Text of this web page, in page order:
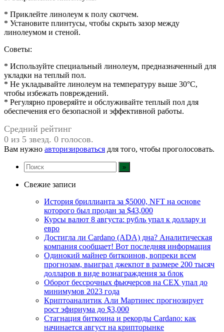
* Приклейте линолеум к полу скотчем.
* Установите плинтусы, чтобы скрыть зазор между
линолеумом и стеной.
Советы:
* Используйте специальный линолеум, предназначенный для
укладки на теплый пол.
* Не укладывайте линолеум на температуру выше 30°C,
чтобы избежать повреждений.
* Регулярно проверяйте и обслуживайте теплый пол для
обеспечения его безопасной и эффективной работы.
Средний рейтинг
0 из 5 звезд. 0 голосов.
Вам нужно авторизироваться для того, чтобы проголосовать.
Свежие записи
История бриллианта за $5000, NFT на основе
которого был продан за $43,000
Курсы валют 8 августа: рубль упал к доллару и
евро
Достигла ли Cardano (ADA) дна? Аналитическая
компания сообщает! Вот последняя информация
Одинокий майнер биткоинов, вопреки всем
прогнозам, выиграл джекпот в размере 200 тысяч
долларов в виде вознаграждения за блок
Оборот бессрочных фьючерсов на CEX упал до
минимумов 2023 года
Криптоаналитик Али Мартинес прогнозирует
рост эфириума до $3,000
Стагнация биткоина и рекорды Cardano: как
начинается август на крипторынке